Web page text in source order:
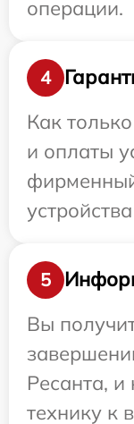
операции.
4
Как
и оплаты
5
Вы
Ресанта,
технику к